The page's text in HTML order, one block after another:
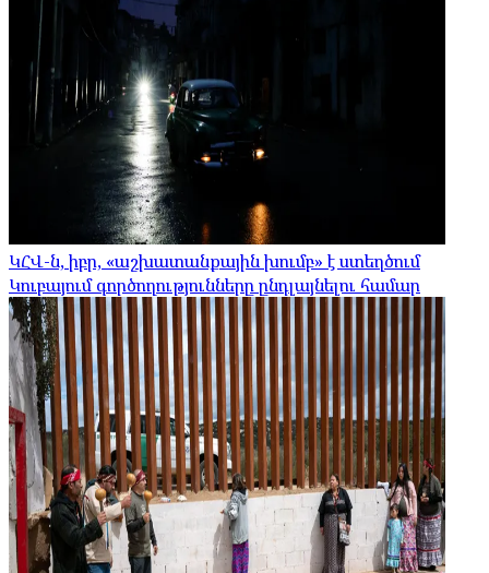
ԿՀՎ-ն, իբր, «աշխատանքային խումբ» է ստեղծում
Կուբայում գործողությունները ընդլայնելու համար